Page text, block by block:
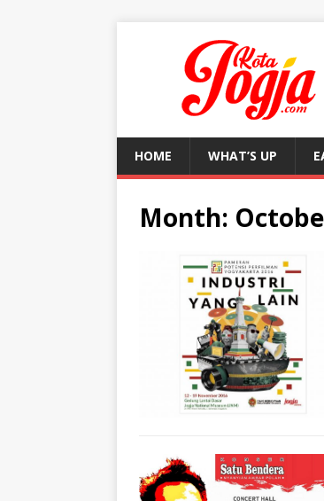
HOME WHAT’S UP
Month: